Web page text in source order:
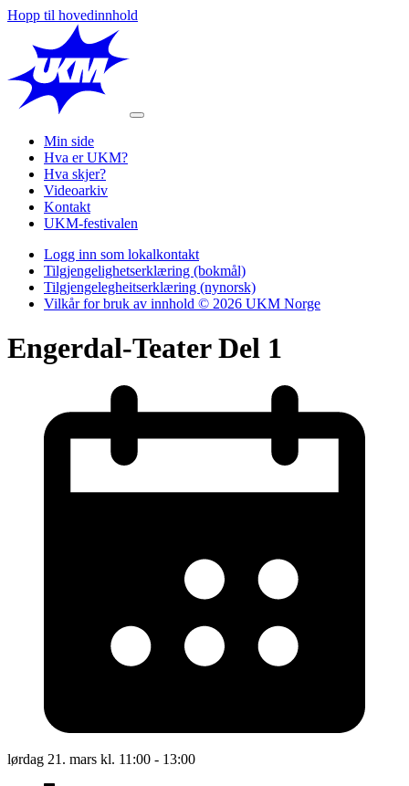
Hopp til hovedinnhold
Min side
Hva er UKM?
Hva skjer?
Videoarkiv
Kontakt
UKM-festivalen
Logg inn som lokalkontakt
Tilgjengelighetserklæring (bokmål)
Tilgjengelegheitserklæring (nynorsk)
Vilkår for bruk av innhold © 2026 UKM Norge
Engerdal-Teater Del 1
lørdag 21. mars kl. 11:00 - 13:00